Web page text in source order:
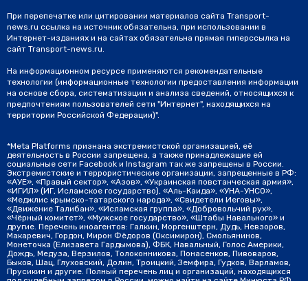
При перепечатке или цитировании материалов сайта Transport-
news.ru ссылка на источник обязательна, при использовании в
Интернет-изданиях и на сайтах обязательна прямая гиперссылка на
сайт Transport-news.ru.
На информационном ресурсе применяются рекомендательные
технологии (информационные технологии предоставления информации
на основе сбора, систематизации и анализа сведений, относящихся к
предпочтениям пользователей сети "Интернет", находящихся на
территории Российской Федерации)".
*Meta Platforms признана экстремистской организацией, её
деятельность в России запрещена, а также принадлежащие ей
социальные сети Facebook и Instagram так же запрещены в России.
Экстремистские и террористические организации, запрещенные в РФ:
«АУЕ», «Правый сектор», «Азов», «Украинская повстанческая армия»,
«ИГИЛ» (ИГ, Исламское государство), «Аль-Каида», «УНА-УНСО»,
«Меджлис крымско-татарского народа», «Свидетели Иеговы»,
«Движение Талибан», «Исламская группа», «Добровольчий рух»,
«Чёрный комитет», «Мужское государство», «Штабы Навального» и
другие. Перечень иноагентов: Галкин, Моргенштерн, Дудь, Невзоров,
Макаревич, Гордон, Мирон Фёдоров (Оксимирон), Смольянинов,
Монеточка (Елизавета Гардымова), ФБК, Навальный, Голос Америки,
Дождь, Медуза, Верзилов, Толоконникова, Понасенков, Пивоваров,
Быков, Шац, Глуховский, Долин, Троицкий, Земфира, Гудков, Варламов,
Прусикин и другие. Полный перечень лиц и организаций, находящихся